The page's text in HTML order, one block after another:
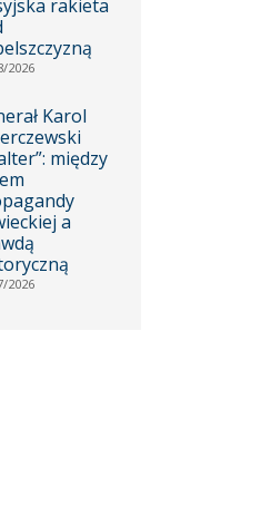
rakieta
2026
Karol
między
a
2026